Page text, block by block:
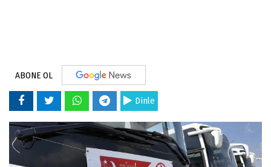
ABONE OL
Dinle